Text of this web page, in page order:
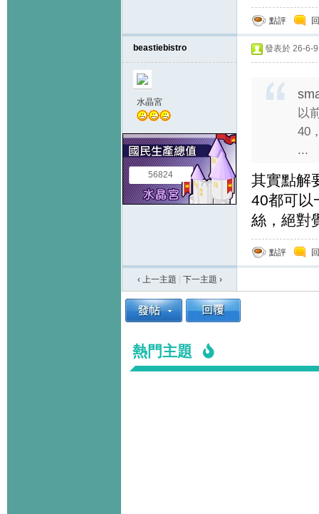
點評
beastiebistro
水晶宮
56824
發表於 26-6-
以
40
...
其實點解
40都可以
絲，絕對
點評
‹ 上一主題 下一主題 ›
熱門主題